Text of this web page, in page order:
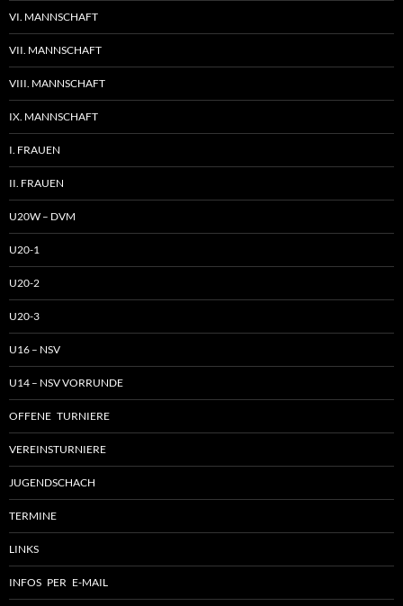
VI. MANNSCHAFT
VII. MANNSCHAFT
VIII. MANNSCHAFT
IX. MANNSCHAFT
I. FRAUEN
II. FRAUEN
U20W – DVM
U20-1
U20-2
U20-3
U16 – NSV
U14 – NSV VORRUNDE
OFFENE TURNIERE
VEREINSTURNIERE
JUGENDSCHACH
TERMINE
LINKS
INFOS PER E-MAIL